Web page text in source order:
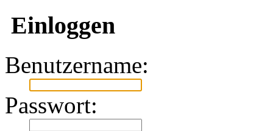
Einloggen
Benutzername:
Passwort: